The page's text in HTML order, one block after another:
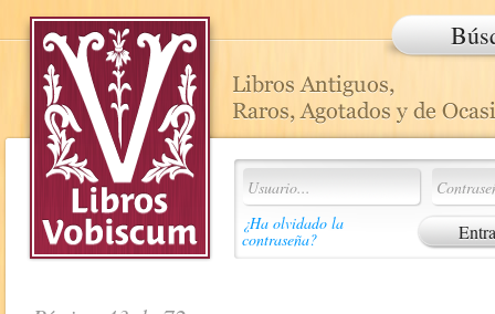
¿Ha olvidado la
contraseña?